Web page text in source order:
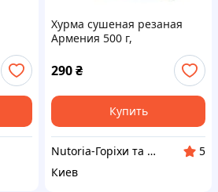
Хурма сушеная резаная
Армения 500 г,
натуральный фруктовый
снек для десертов, каш,
выпечки и перекусов
290₴
Купить
Nutoria-Горіхи та сухофрукти оптом і в роздріб
5
Киев